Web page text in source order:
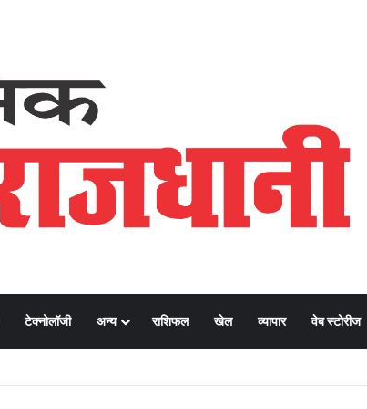
टेक्नोलॉजी अन्य राशिफल खेल व्यापार वेब स्टोरीज